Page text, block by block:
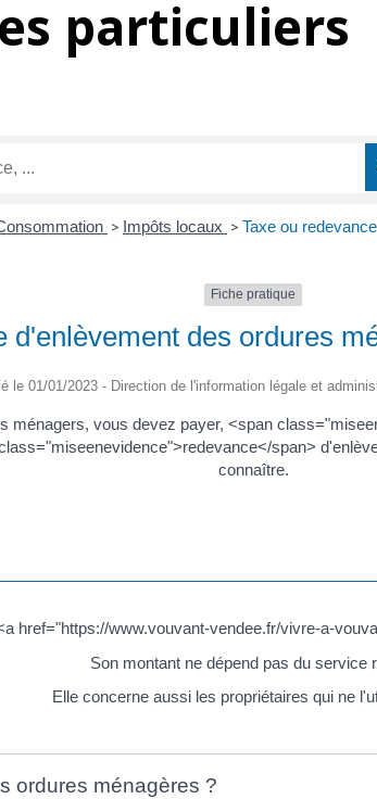
particuliers
> Impôts locaux > Taxe ou
Fiche pratique
d'enlèvement des ordures
le 01/01/2023 - Direction de l'information légale et
ménagers, vous devez payer, <span
span>
connaître.
href="https://www.vouvant-vendee.fr/vivre-a-
Son montant ne dépend pas du service
Elle concerne aussi les propriétaires qui ne
ordures ménagères ?